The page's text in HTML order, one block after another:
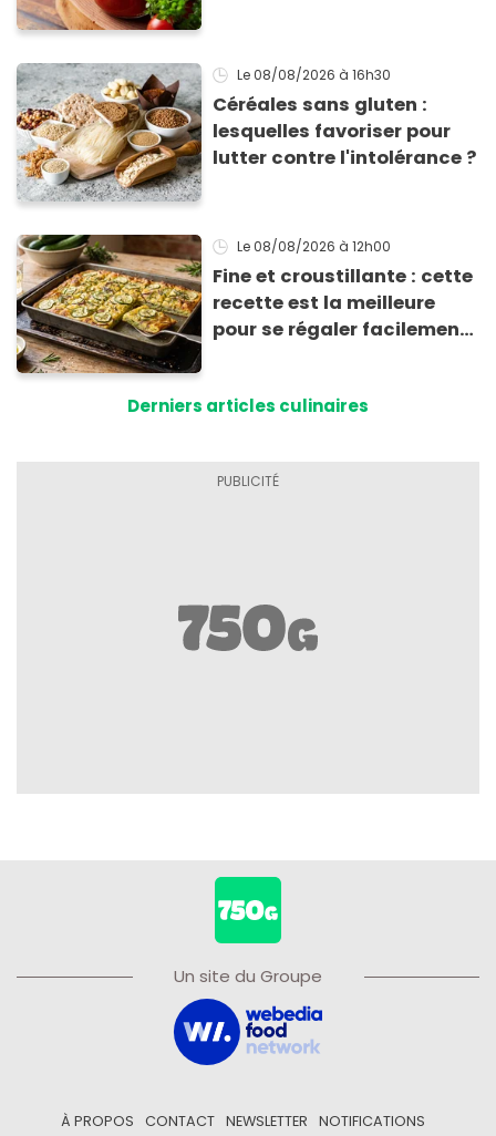
Le 08/08/2026 à 16h30
Céréales sans gluten :
lesquelles favoriser pour
lutter contre l'intolérance ?
Le 08/08/2026 à 12h00
Fine et croustillante : cette
recette est la meilleure
pour se régaler facilement
Derniers articles culinaires
Un site du Groupe
À PROPOS CONTACT NEWSLETTER
NOTIFICATIONS